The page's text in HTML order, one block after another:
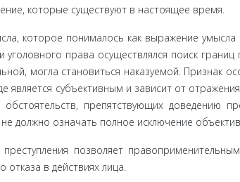
которые существуют в настоящее время.
которое понималось как выражение умысла
права осуществлялся поиск границ
могла становиться наказуемой. При­знак
является субъективным и зависит от
препятствующих доведению
должно означать полное исключение
позволяет
отказа в действиях лица.